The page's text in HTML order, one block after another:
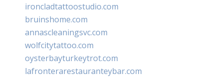
ironcladtattoostudio.com
bruinshome.com
annascleaningsvc.com
wolfcitytattoo.com
oysterbayturkeytrot.com
lafronterarestauranteybar.com